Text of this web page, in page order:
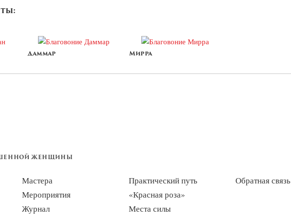
Даммар Мирра
ЖЕНЩИНЫ
Мастера
Мероприятия
Журнал
Практический путь
«Красная роза»
Места силы
Обратная связь